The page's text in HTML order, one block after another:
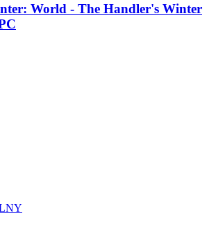
World - The Handler's Winter